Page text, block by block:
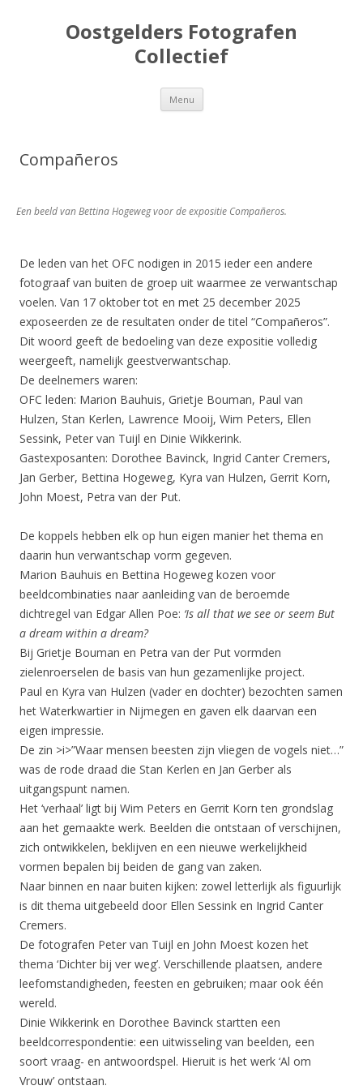
Oostgelders Fotografen
Collectief
Menu Spring
inhoud
Compañeros
Een beeld van Bettina Hogeweg voor de expositie Compañeros.
De leden van het OFC nodigen in 2015 ieder een andere
fotograaf van buiten de groep uit waarmee ze verwantschap
voelen. Van 17 oktober tot en met 25 december 2025
exposeerden ze de resultaten onder de titel “Compañeros”.
Dit woord geeft de bedoeling van deze expositie volledig
weergeeft, namelijk geestverwantschap.
De deelnemers waren:
OFC leden: Marion Bauhuis, Grietje Bouman, Paul van
Hulzen, Stan Kerlen, Lawrence Mooij, Wim Peters, Ellen
Sessink, Peter van Tuijl en Dinie Wikkerink.
Gastexposanten: Dorothee Bavinck, Ingrid Canter Cremers,
Jan Gerber, Bettina Hogeweg, Kyra van Hulzen, Gerrit Korn,
John Moest, Petra van der Put.
De koppels hebben elk op hun eigen manier het thema en
daarin hun verwantschap vorm gegeven.
Marion Bauhuis en Bettina Hogeweg kozen voor
beeldcombinaties naar aanleiding van de beroemde
dichtregel van Edgar Allen Poe: ‘Is all that we see or seem But
a dream within a dream?
Bij Grietje Bouman en Petra van der Put vormden
zielenroerselen de basis van hun gezamenlijke project.
Paul en Kyra van Hulzen (vader en dochter) bezochten samen
het Waterkwartier in Nijmegen en gaven elk daarvan een
eigen impressie.
De zin >i>”Waar mensen beesten zijn vliegen de vogels niet…”
was de rode draad die Stan Kerlen en Jan Gerber als
uitgangspunt namen.
Het ‘verhaal’ ligt bij Wim Peters en Gerrit Korn ten grondslag
aan het gemaakte werk. Beelden die ontstaan of verschijnen,
zich ontwikkelen, beklijven en een nieuwe werkelijkheid
vormen bepalen bij beiden de gang van zaken.
Naar binnen en naar buiten kijken: zowel letterlijk als figuurlijk
is dit thema uitgebeeld door Ellen Sessink en Ingrid Canter
Cremers.
De fotografen Peter van Tuijl en John Moest kozen het
thema ‘Dichter bij ver weg’. Verschillende plaatsen, andere
leefomstandigheden, feesten en gebruiken; maar ook één
wereld.
Dinie Wikkerink en Dorothee Bavinck startten een
beeldcorrespondentie: een uitwisseling van beelden, een
soort vraag- en antwoordspel. Hieruit is het werk ‘Al om
Vrouw’ ontstaan.